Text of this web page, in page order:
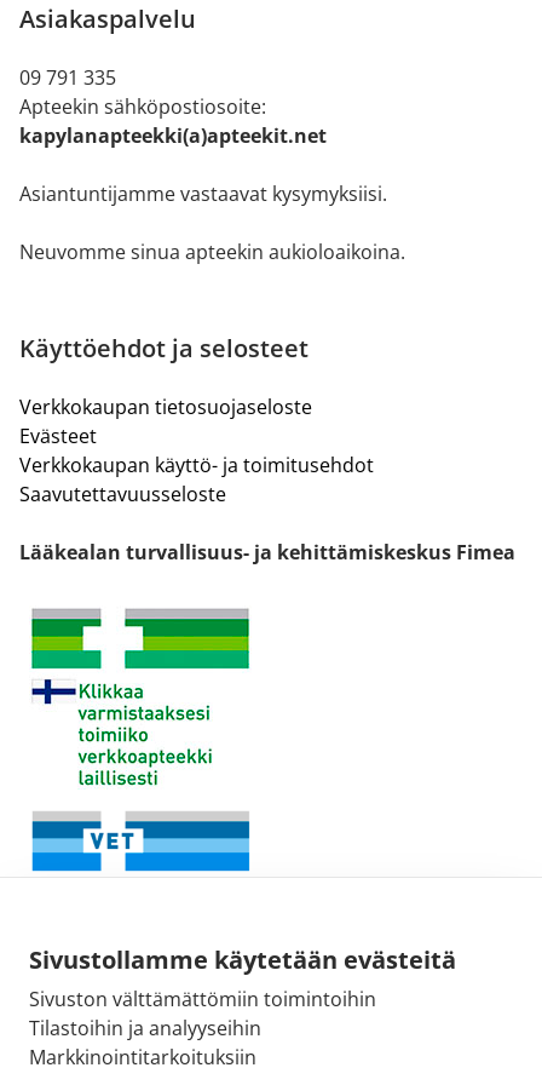
Sivustollamme käytetään evästeitä
Sivuston välttämättömiin toimintoihin
Tilastoihin ja analyyseihin
Markkinointitarkoituksiin
Asiakaspalvelu
09 791 335
Apteekin sähköpostiosoite:
kapylanapteekki(a)apteekit.net
Asiantuntijamme vastaavat kysymyksiisi.
Neuvomme sinua apteekin aukioloaikoina.
Käyttöehdot ja selosteet
Verkkokaupan tietosuojaseloste
Evästeet
Verkkokaupan käyttö- ja toimitusehdot
Saavutettavuusseloste
Lääkealan turvallisuus- ja kehittämiskeskus Fimea
Fimean sähköpostiosoite: